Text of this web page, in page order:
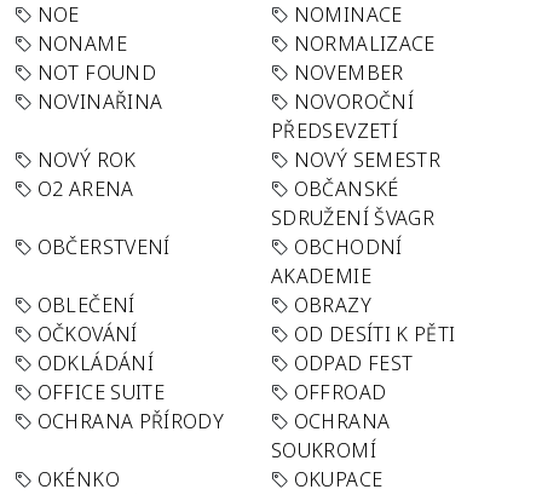
NOE
NOMINACE
NONAME
NORMALIZACE
NOT FOUND
NOVEMBER
NOVINAŘINA
NOVOROČNÍ
PŘEDSEVZETÍ
NOVÝ ROK
NOVÝ SEMESTR
O2 ARENA
OBČANSKÉ
SDRUŽENÍ ŠVAGR
OBČERSTVENÍ
OBCHODNÍ
AKADEMIE
OBLEČENÍ
OBRAZY
OČKOVÁNÍ
OD DESÍTI K PĚTI
ODKLÁDÁNÍ
ODPAD FEST
OFFICE SUITE
OFFROAD
OCHRANA PŘÍRODY
OCHRANA
SOUKROMÍ
OKÉNKO
OKUPACE